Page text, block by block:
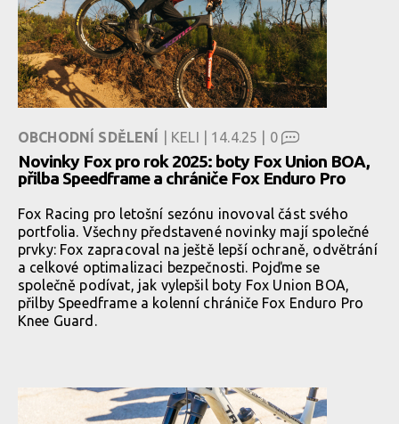
OBCHODNÍ SDĚLENÍ | KELI | 14.4.25 | 0
Novinky Fox pro rok 2025: boty Fox Union BOA,
přilba Speedframe a chrániče Fox Enduro Pro
Fox Racing pro letošní sezónu inovoval část svého
portfolia. Všechny představené novinky mají společné
prvky: Fox zapracoval na ještě lepší ochraně, odvětrání
a celkové optimalizaci bezpečnosti. Pojďme se
společně podívat, jak vylepšil boty Fox Union BOA,
přilby Speedframe a kolenní chrániče Fox Enduro Pro
Knee Guard.